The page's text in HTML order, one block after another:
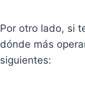
Por otro lado, si
dónde más
siguientes: